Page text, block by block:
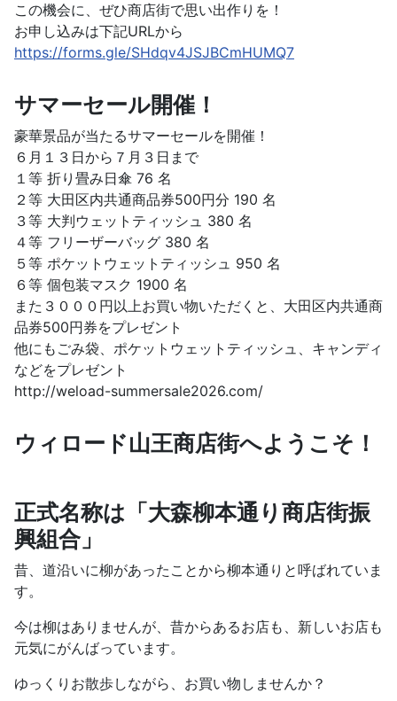
この機会に、ぜひ商店街で思い出作りを！
お申し込みは下記URLから
https://forms.gle/SHdqv4JSJBCmHUMQ7
サマーセール開催！
豪華景品が当たるサマーセールを開催！
６月１３日から７月３日まで
１等 折り畳み日傘 76 名
２等 大田区内共通商品券500円分 190 名
３等 大判ウェットティッシュ 380 名
４等 フリーザーバッグ 380 名
５等 ポケットウェットティッシュ 950 名
６等 個包装マスク 1900 名
また３０００円以上お買い物いただくと、大田区内共通商
品券500円券をプレゼント
他にもごみ袋、ポケットウェットティッシュ、キャンディ
などをプレゼント
http://weload-summersale2026.com/
ウィロード山王商店街へようこそ！
正式名称は「大森柳本通り商店街振
興組合」
昔、道沿いに柳があったことから柳本通りと呼ばれていま
す。
今は柳はありませんが、昔からあるお店も、新しいお店も
元気にがんばっています。
ゆっくりお散歩しながら、お買い物しませんか？